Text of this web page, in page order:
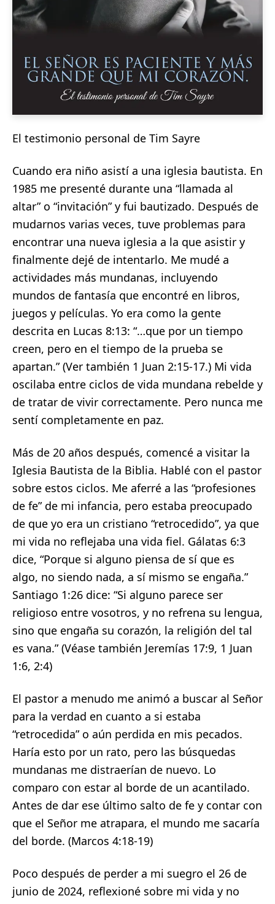
El testimonio personal de Tim Sayre
Cuando era niño asistí a una iglesia bautista. En
1985 me presenté durante una “llamada al
altar” o “invitación” y fui bautizado. Después de
mudarnos varias veces, tuve problemas para
encontrar una nueva iglesia a la que asistir y
finalmente dejé de intentarlo. Me mudé a
actividades más mundanas, incluyendo
mundos de fantasía que encontré en libros,
juegos y películas. Yo era como la gente
descrita en Lucas 8:13: “…que por un tiempo
creen, pero en el tiempo de la prueba se
apartan.” (Ver también 1 Juan 2:15-17.) Mi vida
oscilaba entre ciclos de vida mundana rebelde y
de tratar de vivir correctamente. Pero nunca me
sentí completamente en paz.
Más de 20 años después, comencé a visitar la
Iglesia Bautista de la Biblia. Hablé con el pastor
sobre estos ciclos. Me aferré a las “profesiones
de fe” de mi infancia, pero estaba preocupado
de que yo era un cristiano “retrocedido”, ya que
mi vida no reflejaba una vida fiel. Gálatas 6:3
dice, “Porque si alguno piensa de sí que es
algo, no siendo nada, a sí mismo se engaña.”
Santiago 1:26 dice: “Si alguno parece ser
religioso entre vosotros, y no refrena su lengua,
sino que engaña su corazón, la religión del tal
es vana.” (Véase también Jeremías 17:9, 1 Juan
1:6, 2:4)
El pastor a menudo me animó a buscar al Señor
para la verdad en cuanto a si estaba
“retrocedida” o aún perdida en mis pecados.
Haría esto por un rato, pero las búsquedas
mundanas me distraerían de nuevo. Lo
comparo con estar al borde de un acantilado.
Antes de dar ese último salto de fe y contar con
que el Señor me atrapara, el mundo me sacaría
del borde. (Marcos 4:18-19)
Poco después de perder a mi suegro el 26 de
junio de 2024, reflexioné sobre mi vida y no